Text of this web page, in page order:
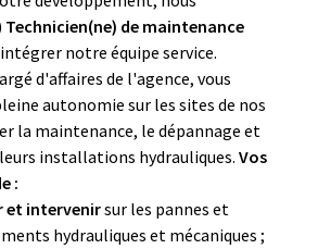
Technicien(ne) de maintenance
notre équipe service.
d'affaires de l'agence, vous
autonomie sur les sites de nos
la maintenance, le dépannage et
installations hydrauliques. Vos
:
et intervenirsur les pannes et
hydrauliques et mécaniques ;